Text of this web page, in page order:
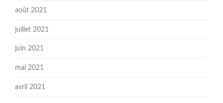
août 2021
juillet 2021
juin 2021
mai 2021
avril 2021